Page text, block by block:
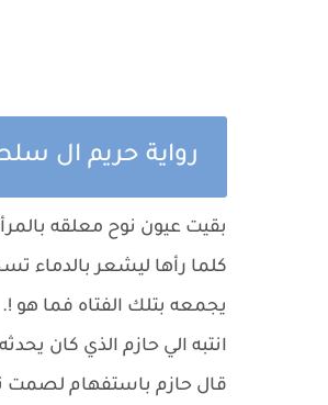
رواية حريم ال
بقيت عيون نوح معلقه
كلما رأها ليشعر بالدماء
يجمعه بتلك الفتاه فما هو !.
انتبه الي حازم الذي كان
قال حازم باستفهام لصمت